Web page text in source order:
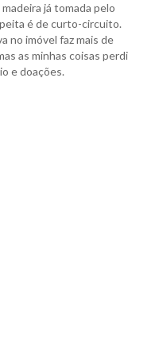
já tomada pelo
é de curto-circuito.
no imóvel faz mais de
as minhas coisas perdi
e doações.